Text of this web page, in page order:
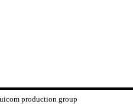
production group